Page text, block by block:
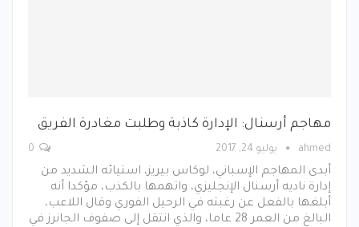
مهاجم أرسنال: الإدارة كاذبة وطلبت مغادرة الفريق
ahmed يوليو 24, 2017
أبدى المهاجم الإسباني، لوكاس بيريز، استيائه الشديد من
إدارة ناديه أرسنال الإنجليزي، واتهمها بالكذب، مؤكدا أنه
أبلغها بالفعل عن رغبته في الرحيل الفوري وقال اللاعب،
البالغ من العمر 28 عاما، والذي انتقل إلى صفوف الجانرز في